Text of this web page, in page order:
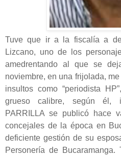
Tuve que ir a la fiscalía a
Lizcano, uno de los
amedrentando al que se
noviembre, en una frijolada,
insultos como “periodista
grueso calibre, según él,
PARRILLA se publicó hace
concejales de la época en
deficiente gestión de su
Personería de